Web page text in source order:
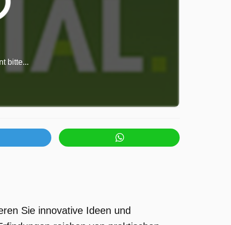
bitte...
Sie innovative Ideen und